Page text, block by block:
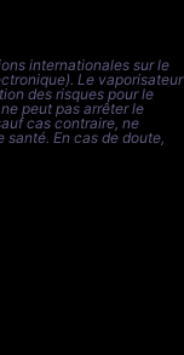
internationales sur le
Le vaporisateur
des risques pour le
peut pas arrêter le
cas contraire, ne
En cas de doute,